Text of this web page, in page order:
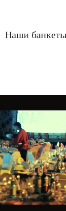
Наши банкеты